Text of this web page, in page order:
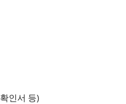
인서 등)